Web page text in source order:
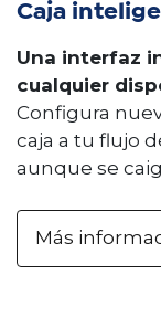
Caja
Una interfaz
cualquier
Configura
caja a tu flujo
aunque se
Más